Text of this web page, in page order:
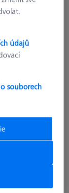
údajů
souborech